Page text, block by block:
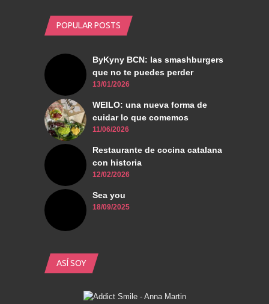
POPULAR POSTS
ByKyny BCN: las smashburgers
que no te puedes perder
13/01/2026
WEILO: una nueva forma de
cuidar lo que comemos
11/06/2026
Restaurante de cocina catalana
con historia
12/02/2026
Sea you
18/09/2025
ASÍ SOY